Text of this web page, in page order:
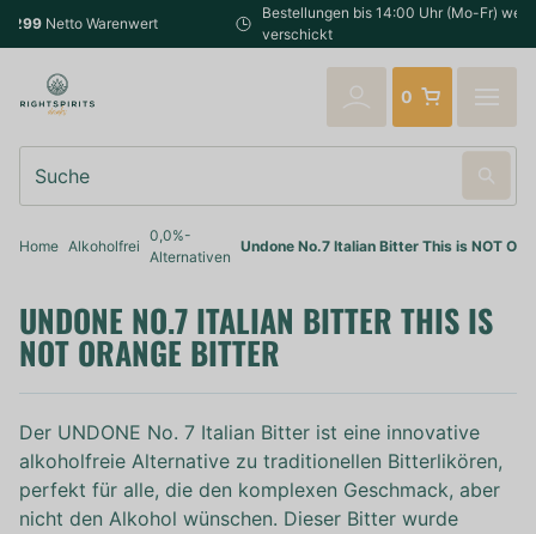
Bestellungen bis 14:00 Uhr (Mo-Fr) werden noch am selben Tag
verschickt
0
Home Alkoholfrei
0,0%-
Alternativen
Undone No.7 Italian Bitter This is NOT
UNDONE NO.7 ITALIAN BITTER THIS IS
NOT ORANGE BITTER
Der UNDONE No. 7 Italian Bitter ist eine innovative
alkoholfreie Alternative zu traditionellen Bitterlikören,
perfekt für alle, die den komplexen Geschmack, aber
nicht den Alkohol wünschen. Dieser Bitter wurde